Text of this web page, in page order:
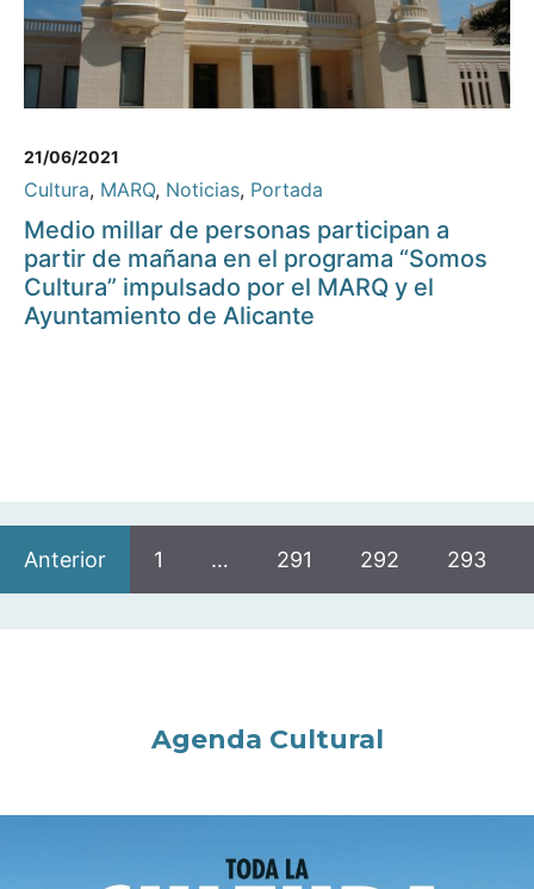
21/06/2021
Cultura, MARQ, Noticias, Portada
Medio millar de personas participan a
partir de mañana en el programa “Somos
Cultura” impulsado por el MARQ y el
Ayuntamiento de Alicante
Anterior 1 … 291 292 293
Agenda Cultural